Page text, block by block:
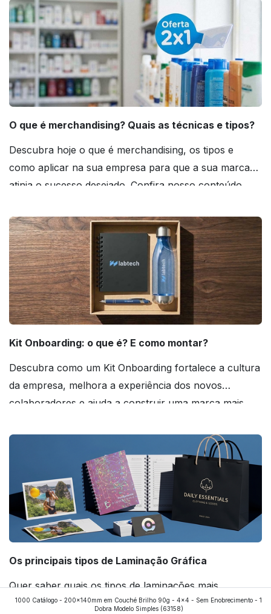
O que é merchandising? Quais as técnicas e tipos?
Descubra hoje o que é merchandising, os tipos e
como aplicar na sua empresa para que a sua marca
atinja o sucesso desejado. Confira nosso conteúdo
Kit Onboarding: o que é? E como montar?
Descubra como um Kit Onboarding fortalece a cultura
da empresa, melhora a experiência dos novos
colaboradores e ajuda a construir uma marca mais
Os principais tipos de Laminação Gráfica
Quer saber quais os tipos de laminações mais
aplicados nos impressos da gráfica FuturaIM? Então,
1000 Catálogo - 200x140mm em Couché Brilho 90g - 4x4 - Sem Enobrecimento - 1
Dobra Modelo Simples(63158)